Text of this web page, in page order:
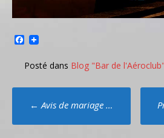
Facebook
Posté dans Blog "Bar de l'Aéroclub"
Poste
navigation
← Avis de mariage …